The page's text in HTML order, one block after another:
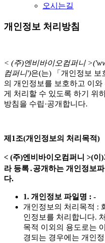
오시는길
개인정보 처리방침
< (주)엔비바이오컴퍼니
컴퍼니')은(는) 「개인정보 보
의 개인정보를 보호하고 이
게 처리할 수 있도록 하기 위
방침을 수립·공개합니다.
제1조(개인정보의 처리목적)
< (주)엔비바이오컴퍼니 >(이
라 등록․공개하는 개인정보
다.
1. 개인정보 파일명 : -
개인정보의 처리목적 :
인정보를 처리합니다.
목적 이외의 용도로는
경되는 경우에는 개인